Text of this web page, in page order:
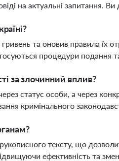
на актуальні запитання. Ви
та оновив правила їх
процедури подання та
за злочинний вплив?
статус особи, а через
кримінального
тексту, що
ефективність та